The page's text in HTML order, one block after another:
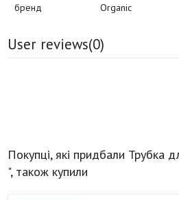
бренд Organic
User reviews(0)
Покупці, які придбали Трубка
", також купили